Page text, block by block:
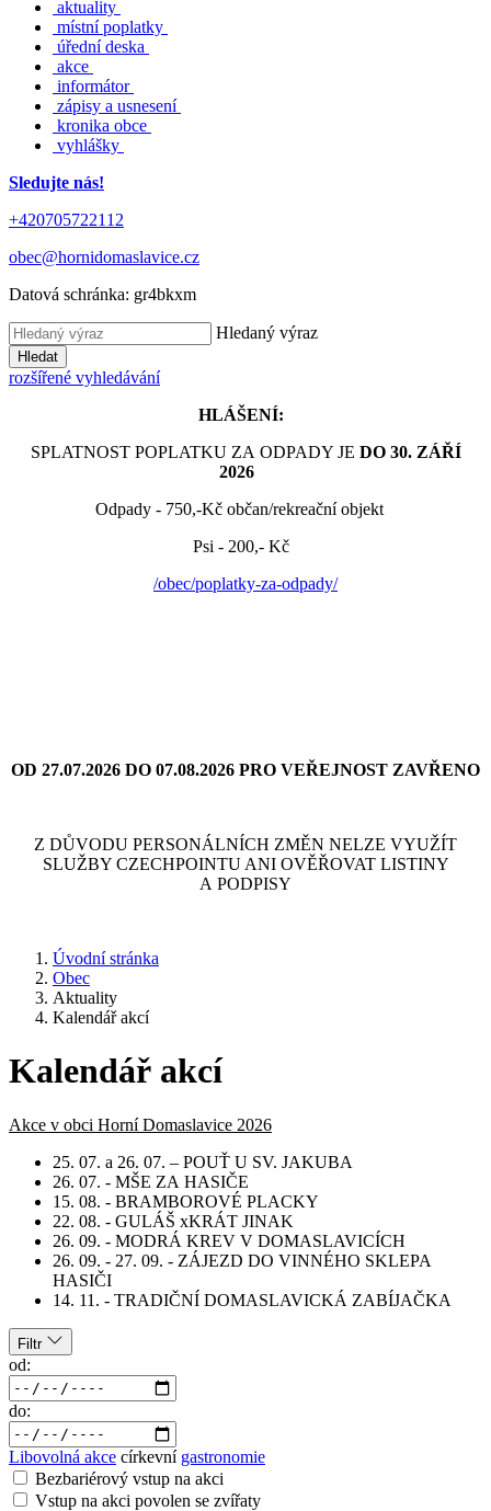
aktuality
místní poplatky
úřední deska
akce
informátor
zápisy a usnesení
kronika obce
vyhlášky
Sledujte nás!
+420705722112
obec@hornidomaslavice.cz
Datová schránka: gr4bkxm
Hledaný výraz
Hledat
rozšířené vyhledávání
HLÁŠENÍ:
SPLATNOST POPLATKU ZA ODPADY JE DO 30. ZÁŘÍ
2026
Odpady - 750,-Kč občan/rekreační objekt
Psi - 200,- Kč
/obec/poplatky-za-odpady/
OD 27.07.2026 DO 07.08.2026 PRO VEŘEJNOST ZAVŘENO
Z DŮVODU PERSONÁLNÍCH ZMĚN NELZE VYUŽÍT
SLUŽBY CZECHPOINTU ANI OVĚŘOVAT LISTINY
A PODPISY
Úvodní stránka
Obec
Aktuality
Kalendář akcí
Kalendář akcí
Akce v obci Horní Domaslavice 2026
25. 07. a 26. 07. – POUŤ U SV. JAKUBA
26. 07. - MŠE ZA HASIČE
15. 08. - BRAMBOROVÉ PLACKY
22. 08. - GULÁŠ xKRÁT JINAK
26. 09. - MODRÁ KREV V DOMASLAVICÍCH
26. 09. - 27. 09. - ZÁJEZD DO VINNÉHO SKLEPA
HASIČI
14. 11. - TRADIČNÍ DOMASLAVICKÁ ZABÍJAČKA
Filtr
od:
do:
Libovolná akce církevní gastronomie
Bezbariérový vstup na akci
Vstup na akci povolen se zvířaty